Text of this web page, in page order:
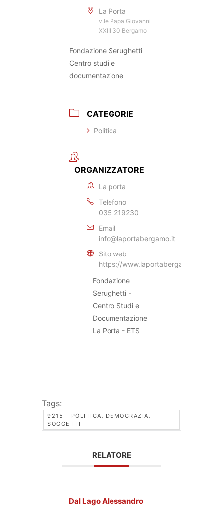
La Porta
v.le Papa Giovanni
XXIII 30 Bergamo
Fondazione Serughetti
Centro studi e
documentazione
CATEGORIE
Politica
ORGANIZZATORE
La porta
Telefono
035 219230
Email
info@laportabergamo.it
Sito web
https://www.laportabergamo.it
Fondazione
Serughetti -
Centro Studi e
Documentazione
La Porta - ETS
Tags:
9215 - POLITICA‚ DEMOCRAZIA‚
SOGGETTI
RELATORE
Dal Lago Alessandro